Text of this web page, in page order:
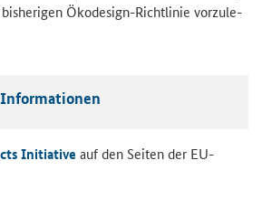
Ökodesign-​Richtlinie vor­zu­le­
In­itia­ti­ve auf den Sei­ten der EU-​